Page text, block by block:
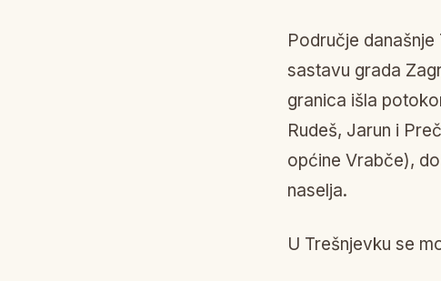
Područje
sastavu grada
granica išla
Rudeš, Jarun i
općine Vrabče),
naselja.
U Trešnjevku se